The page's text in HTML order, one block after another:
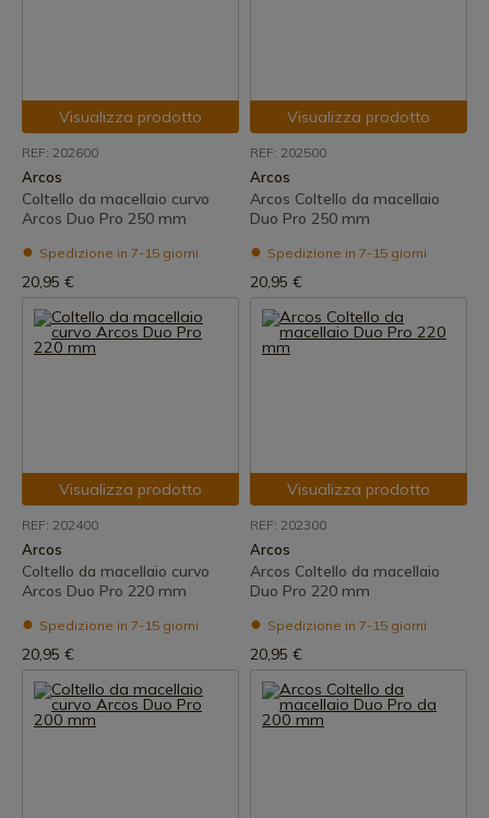
Visualizza prodotto
REF: 202600
Arcos
Coltello da macellaio curvo
Arcos Duo Pro 250 mm
Spedizione in 7-15 giorni
20,95 €
Visualizza prodotto
REF: 202500
Arcos
Arcos Coltello da macellaio
Duo Pro 250 mm
Spedizione in 7-15 giorni
20,95 €
Visualizza prodotto
REF: 202400
Arcos
Coltello da macellaio curvo
Arcos Duo Pro 220 mm
Spedizione in 7-15 giorni
20,95 €
Visualizza prodotto
REF: 202300
Arcos
Arcos Coltello da macellaio
Duo Pro 220 mm
Spedizione in 7-15 giorni
20,95 €